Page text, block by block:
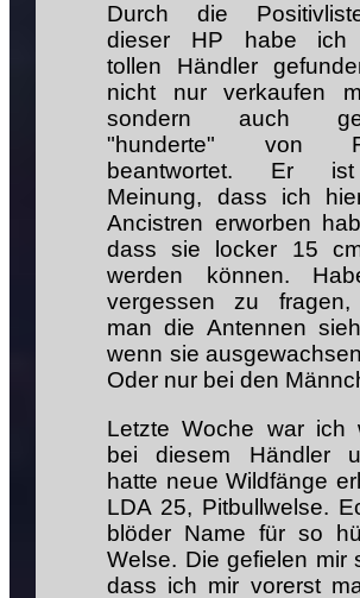
Durch die
dieser HP habe ich
tollen Händler
nicht nur verkaufen
sondern auch
"hunderte" von
beantwortet. Er
Meinung, dass ich
Ancistren erworben
dass sie locker 15
werden können.
vergessen zu fragen,
man die Antennen
wenn sie
Oder nur bei den
Letzte Woche war ich
bei diesem Händler
hatte neue Wildfänge
LDA 25, Pitbullwelse.
blöder Name für so
Welse. Die gefielen mir
dass ich mir vorerst